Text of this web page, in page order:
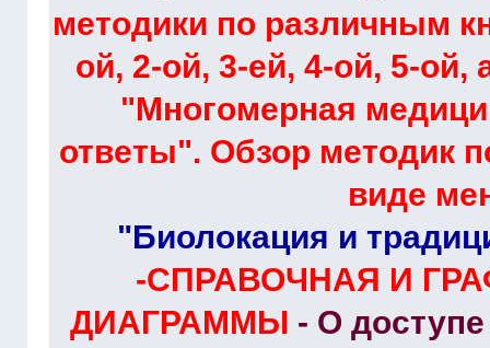
методики по различным
ой, 2-ой, 3-ей, 4-ой, 5-ой,
"Многомерная
ответы". Обзор методик
виде
"Биолокация и
-СПРАВОЧНАЯ И
ДИАГРАММЫ - О